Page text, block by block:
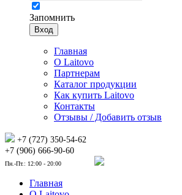
Запомнить
Вход
Главная
О Laitovo
Партнерам
Каталог продукции
Как купить Laitovo
Контакты
Отзывы / Добавить отзыв
+7 (727) 350-54-62
+7 (906) 666-90-60
Пн.-Пт.: 12:00 - 20:00
Главная